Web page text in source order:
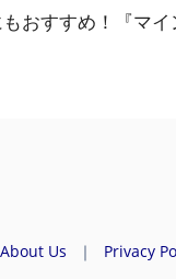
おすすめ！『マ
About Us ｜ Privacy